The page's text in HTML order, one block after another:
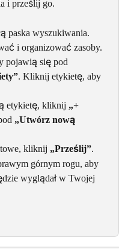
i prześlij go.
paska wyszukiwania.
i organizować zasoby.
pojawią się pod
. Kliknij etykietę, aby
etykietę, kliknij „+
„Utwórz nową
kliknij „Prześlij”.
górnym rogu, aby
wyglądał w Twojej